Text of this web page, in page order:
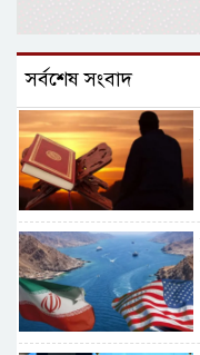
সর্বশেষ সংবাদ